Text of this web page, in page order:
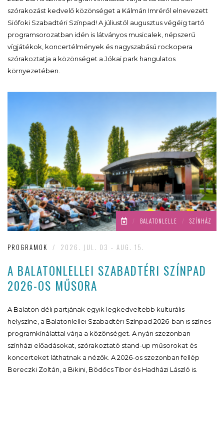
szórakozást kedvelő közönséget a Kálmán Imréről elnevezett
Siófoki Szabadtéri Színpad! A júliustól augusztus végéig tartó
programsorozatban idén is látványos musicalek, népszerű
vígjátékok, koncertélmények és nagyszabású rockopera
szórakoztatja a közönséget a Jókai park hangulatos
környezetében.
/ BALATONLELLE / SZÍNHÁZ
PROGRAMOK / 2026. JUL. 03 - AUG. 15.
A BALATONLELLEI SZABADTÉRI SZÍNPAD
2026-OS MŰSORA
A Balaton déli partjának egyik legkedveltebb kulturális
helyszíne, a Balatonlellei Szabadtéri Színpad 2026-ban is színes
programkínálattal várja a közönséget. A nyári szezonban
színházi előadásokat, szórakoztató stand-up műsorokat és
koncerteket láthatnak a nézők. A 2026-os szezonban fellép
Bereczki Zoltán, a Bikini, Bödőcs Tibor és Hadházi László is.